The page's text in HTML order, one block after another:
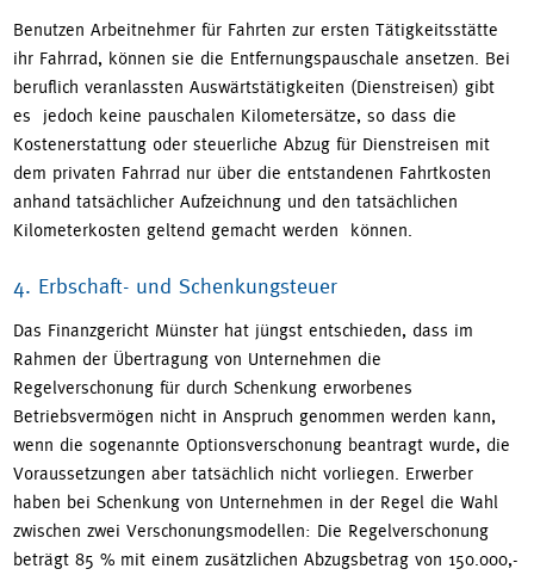
Benutzen Arbeitnehmer für Fahrten zur ersten Tätigkeitsstätte
ihr Fahrrad, können sie die Entfernungspauschale ansetzen. Bei
beruflich veranlassten Auswärtstätigkeiten (Dienstreisen) gibt
es jedoch keine pauschalen Kilometersätze, so dass die
Kostenerstattung oder steuerliche Abzug für Dienstreisen mit
dem privaten Fahrrad nur über die entstandenen Fahrtkosten
anhand tatsächlicher Aufzeichnung und den tatsächlichen
Kilometerkosten geltend gemacht werden können.
4. Erbschaft- und Schenkungsteuer
Das Finanzgericht Münster hat jüngst entschieden, dass im
Rahmen der Übertragung von Unternehmen die
Regelverschonung für durch Schenkung erworbenes
Betriebsvermögen nicht in Anspruch genommen werden kann,
wenn die sogenannte Optionsverschonung beantragt wurde, die
Voraussetzungen aber tatsächlich nicht vorliegen. Erwerber
haben bei Schenkung von Unternehmen in der Regel die Wahl
zwischen zwei Verschonungsmodellen: Die Regelverschonung
beträgt 85 % mit einem zusätzlichen Abzugsbetrag von 150.000,-